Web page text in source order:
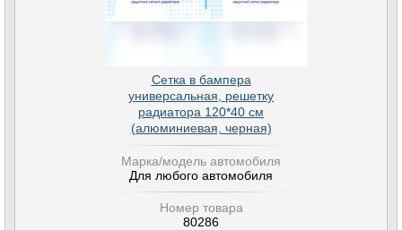
Сетка в бампера
универсальная, решетку
радиатора 120*40 см
(алюминиевая, черная)
Марка/модель автомобиля
Для любого автомобиля
Номер товара
80286